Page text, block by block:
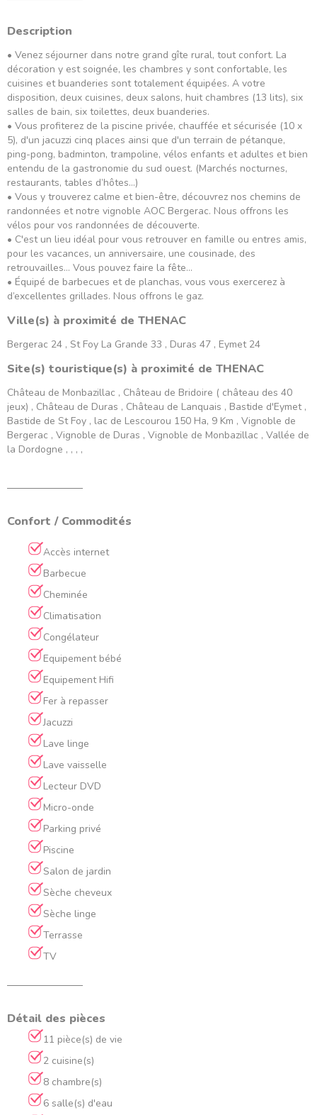
Description
• Venez séjourner dans notre grand gîte rural, tout confort. La
décoration y est soignée, les chambres y sont confortable, les
cuisines et buanderies sont totalement équipées. A votre
disposition, deux cuisines, deux salons, huit chambres (13 lits), six
salles de bain, six toilettes, deux buanderies.
• Vous profiterez de la piscine privée, chauffée et sécurisée (10 x
5), d'un jacuzzi cinq places ainsi que d'un terrain de pétanque,
ping-pong, badminton, trampoline, vélos enfants et adultes et bien
entendu de la gastronomie du sud ouest. (Marchés nocturnes,
restaurants, tables d’hôtes…)
• Vous y trouverez calme et bien-être, découvrez nos chemins de
randonnées et notre vignoble AOC Bergerac. Nous offrons les
vélos pour vos randonnées de découverte.
• C'est un lieu idéal pour vous retrouver en famille ou entres amis,
pour les vacances, un anniversaire, une cousinade, des
retrouvailles… Vous pouvez faire la fête...
• Équipé de barbecues et de planchas, vous vous exercerez à
d’excellentes grillades. Nous offrons le gaz.
Ville(s) à proximité de THENAC
Bergerac 24 , St Foy La Grande 33 , Duras 47 , Eymet 24
Site(s) touristique(s) à proximité de THENAC
Château de Monbazillac , Château de Bridoire ( château des 40
jeux) , Château de Duras , Château de Lanquais , Bastide d'Eymet ,
Bastide de St Foy , lac de Lescourou 150 Ha, 9 Km , Vignoble de
Bergerac , Vignoble de Duras , Vignoble de Monbazillac , Vallée de
la Dordogne , , , ,
Confort / Commodités
Accès internet
Barbecue
Cheminée
Climatisation
Congélateur
Equipement bébé
Equipement Hifi
Fer à repasser
Jacuzzi
Lave linge
Lave vaisselle
Lecteur DVD
Micro-onde
Parking privé
Piscine
Salon de jardin
Sèche cheveux
Sèche linge
Terrasse
TV
Détail des pièces
11 pièce(s) de vie
2 cuisine(s)
8 chambre(s)
6 salle(s) d'eau